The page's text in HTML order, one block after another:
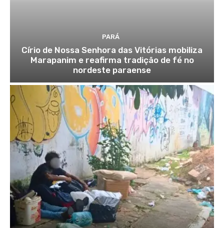
PARÁ
Círio de Nossa Senhora das Vitórias mobiliza
Marapanim e reafirma tradição de fé no
nordeste paraense